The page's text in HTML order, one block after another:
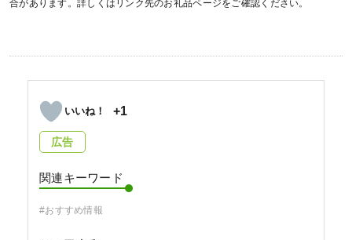
合があります。詳しくはリンク先のお礼品ページをご確認ください。
+1
広告
関連キーワード
#おすすめ情報